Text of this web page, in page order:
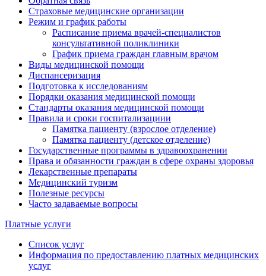
Страховые медицинские организации
Режим и график работы
Расписание приема врачей-специалистов
консультативной поликлиники
График приема граждан главным врачом
Виды медицинской помощи
Диспансеризация
Подготовка к исследованиям
Порядки оказания медицинской помощи
Стандарты оказания медицинской помощи
Правила и сроки госпитализациии
Памятка пациенту (взрослое отделение)
Памятка пациенту (детское отделение)
Государственные программы в здравоохранении
Права и обязанности граждан в сфере охраны здоровья
Лекарственные препараты
Медицинский туризм
Полезные ресурсы
Часто задаваемые вопросы
Платные услуги
Список услуг
Информация по предоставлению платных медицинских
услуг